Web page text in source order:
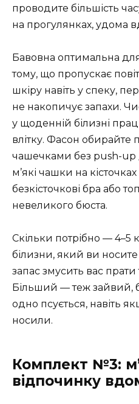
проводите більшість
на прогулянках, удома
Бавовна оптимальна
тому, що пропускає
шкіру навіть у спеку,
не накопичує запахи.
у щоденній білизні
влітку. Фасон обирайте
чашечками без push-up
м’які чашки на
безкісточкові бра або
невеликого бюста.
Скільки потрібно — 4–5
білизни, який ви
запас змусить вас
Більший — теж зайвий,
одно псується, навіть
носили.
Комплект №3:
відпочинку